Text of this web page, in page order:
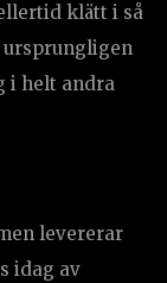
klätt i så
ursprungligen
i helt andra
levererar
idag av